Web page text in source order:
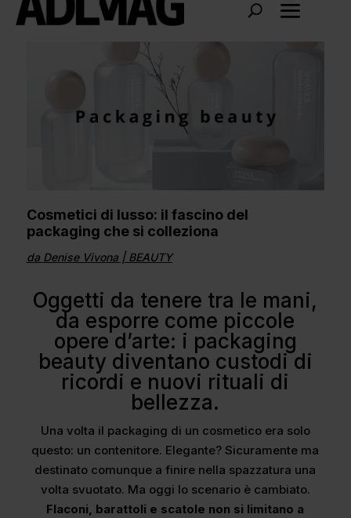
Cosmetici di lusso: il fascino del
packaging che si colleziona
da Denise Vivona| BEAUTY
Oggetti da tenere tra le mani,
da esporre come piccole
opere d’arte: i packaging
beauty diventano custodi di
ricordi e nuovi rituali di
bellezza.
Una volta il packaging di un cosmetico era solo
questo: un contenitore. Elegante? Sicuramente ma
destinato comunque a finire nella spazzatura una
volta svuotato. Ma oggi lo scenario è cambiato.
Flaconi, barattoli e scatole non si limitano a